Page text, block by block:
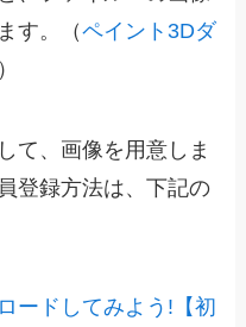
す。（ペイント3Dダ
）
て、画像を用意しま
登録方法は、下記の
ードしてみよう!【初